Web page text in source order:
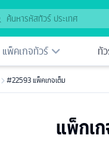
แพ็คเกจทัวร์ ทั
#22593 แพ็คเกจเต็ม
แพ็กเ